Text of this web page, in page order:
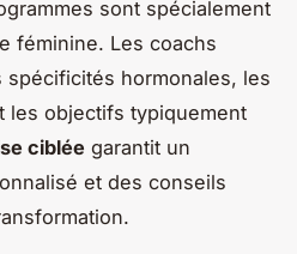
sont spécialement
féminine. Les coachs
hormonales, les
les objectifs typiquement
ciblée garantit un
et des conseils